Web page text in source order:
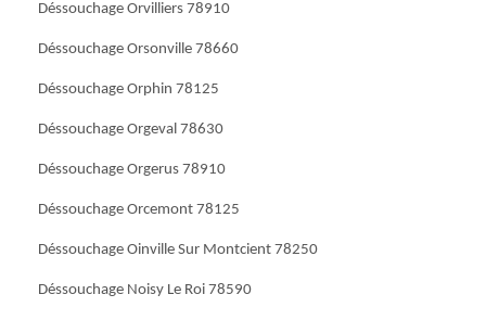
Déssouchage Orvilliers 78910
Déssouchage Orsonville 78660
Déssouchage Orphin 78125
Déssouchage Orgeval 78630
Déssouchage Orgerus 78910
Déssouchage Orcemont 78125
Déssouchage Oinville Sur Montcient 78250
Déssouchage Noisy Le Roi 78590